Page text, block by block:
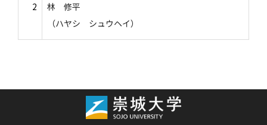
2
林 修平
（ハヤシ シュウヘイ）